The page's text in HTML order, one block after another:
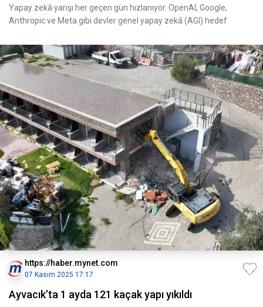
Yapay zekâ yarışı her geçen gün hızlanıyor. OpenAI, Google,
Anthropic ve Meta gibi devler genel yapay zekâ (AGI) hedef
https://haber.mynet.com
07 Kasım 2025 17:17
Ayvacık’ta 1 ayda 121 kaçak yapı yıkıldı